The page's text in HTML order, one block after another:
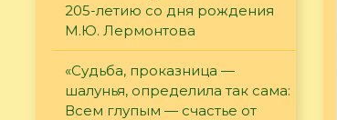
205-летию со дня рождения
М.Ю. Лермонтова
«Судьба, проказница —
шалунья, определила так сама:
Всем глупым — счастье от